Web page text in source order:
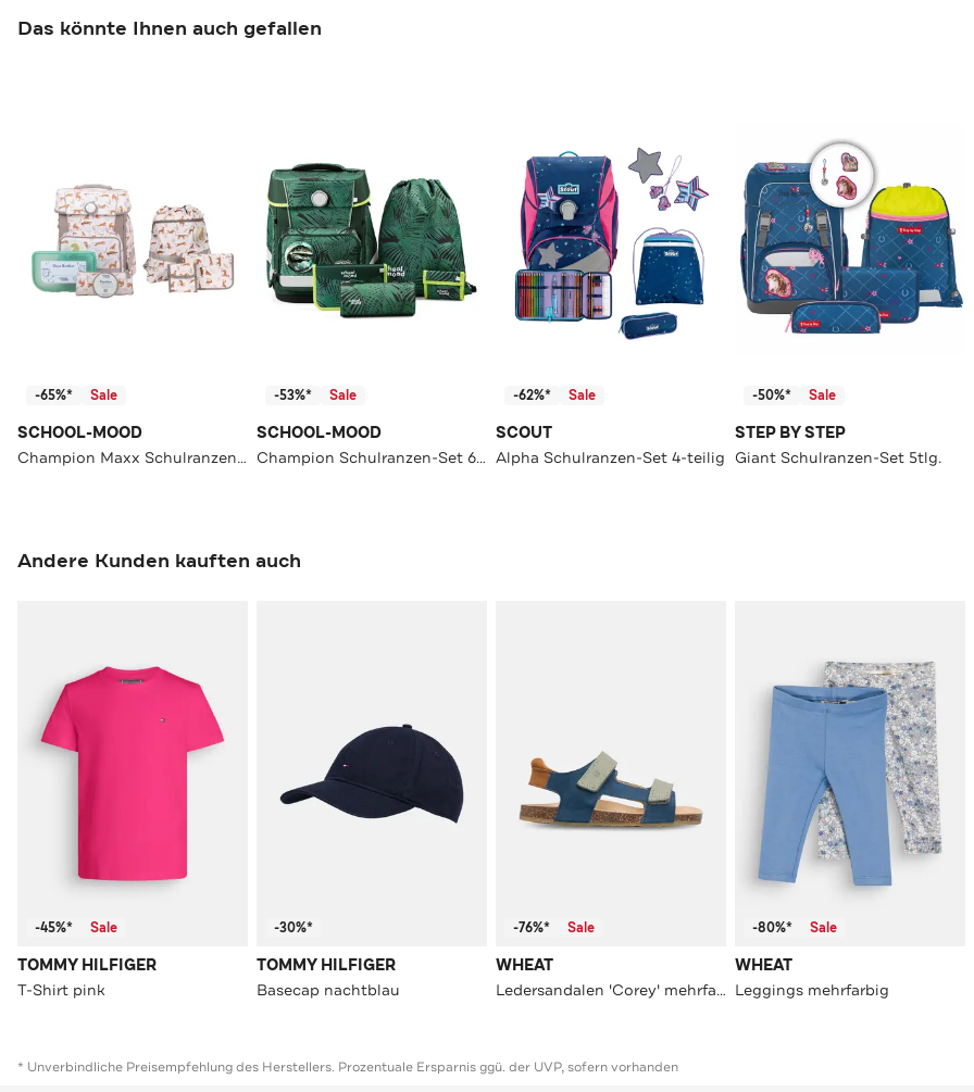
Das könnte Ihnen auch gefallen
-65%* Sale
SCHOOL-MOOD
Champion Maxx Schulranzen-Set
-53%* Sale
SCHOOL-MOOD
Champion Schulranzen-Set 6-Teilig Modell 2026
-62%* Sale
SCOUT
Alpha Schulranzen-Set 4-teilig
-50%* Sale
STEP BY STEP
Giant Schulranzen-Set 5tlg.
Andere Kunden kauften auch
-45%* Sale
TOMMY HILFIGER
T-Shirt pink
-30%*
TOMMY HILFIGER
Basecap nachtblau
-76%* Sale
WHEAT
Ledersandalen 'Corey' mehrfarbig
-80%* Sale
WHEAT
Leggings mehrfarbig
* Unverbindliche Preisempfehlung des Herstellers. Prozentuale Ersparnis ggü. der UVP, sofern vorhanden